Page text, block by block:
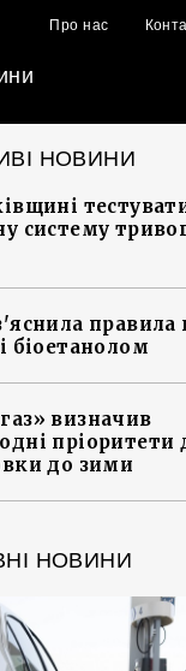
Про нас
НОВИНИ
систему
правила
біоетанолом
визначив
пріоритети
до зими
НОВИНИ